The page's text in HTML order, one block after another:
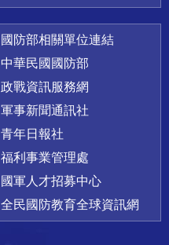
國防部相關單位連結
中華民國國防部
政戰資訊服務網
軍事新聞通訊社
青年日報社
福利事業管理處
國軍人才招募中心
全民國防教育全球資訊網